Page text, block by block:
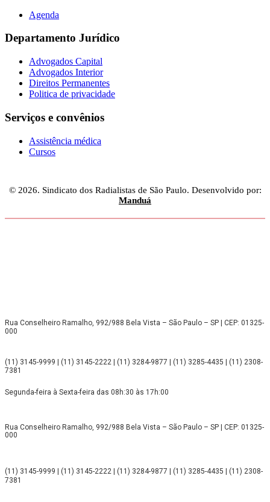
Agenda
Departamento Jurídico
Advogados Capital
Advogados Interior
Direitos Permanentes
Politica de privacidade
Serviços e convênios
Assistência médica
Cursos
© 2026. Sindicato dos Radialistas de São Paulo. Desenvolvido por:
Manduá
Rua Conselheiro Ramalho, 992/988 Bela Vista – São Paulo – SP | CEP: 01325-
000
(11) 3145-9999 | (11) 3145-2222 | (11) 3284-9877 | (11) 3285-4435 | (11) 2308-
7381
Segunda-feira à Sexta-feira das 08h:30 às 17h:00
Rua Conselheiro Ramalho, 992/988 Bela Vista – São Paulo – SP | CEP: 01325-
000
(11) 3145-9999 | (11) 3145-2222 | (11) 3284-9877 | (11) 3285-4435 | (11) 2308-
7381